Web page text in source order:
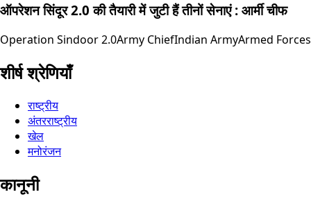
ऑपरेशन सिंदूर 2.0 की तैयारी में जुटी हैं तीनों सेनाएं : आर्मी चीफ
Operation Sindoor 2.0Army ChiefIndian ArmyArmed Forces
शीर्ष श्रेणियाँ
राष्ट्रीय
अंतरराष्ट्रीय
खेल
मनोरंजन
कानूनी